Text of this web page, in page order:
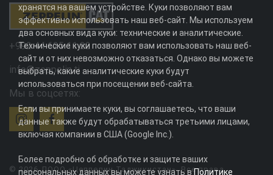
+992 44 625 11 22
info@zeppelin.tj
Мы в соцсетях:
© 2026 ДООО «Цеппелин Таджикистан». Все права
хранятся на вашем устройстве. Куки позволяют вам
эффективно использовать наш веб-сайт. Мы используем
два основных вида куки: технические и аналитические.
Технические куки позволяют вам использовать наш веб-
сайт и от них невозможно отказаться. Однако вы можете
выбрать, какие аналитические куки будут
использоваться при посещении веб-сайта.
Если вы принимаете куки, вы соглашаетесь, что ваши
данные также будут обрабатываться третьими лицами,
включая компании в США (Google Inc.).
Более подробно об обработке и защите ваших
персональных данных вы можете узнать вПолитике